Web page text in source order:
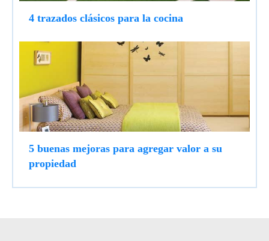
4 trazados clásicos para la cocina
5 buenas mejoras para agregar valor a su
propiedad